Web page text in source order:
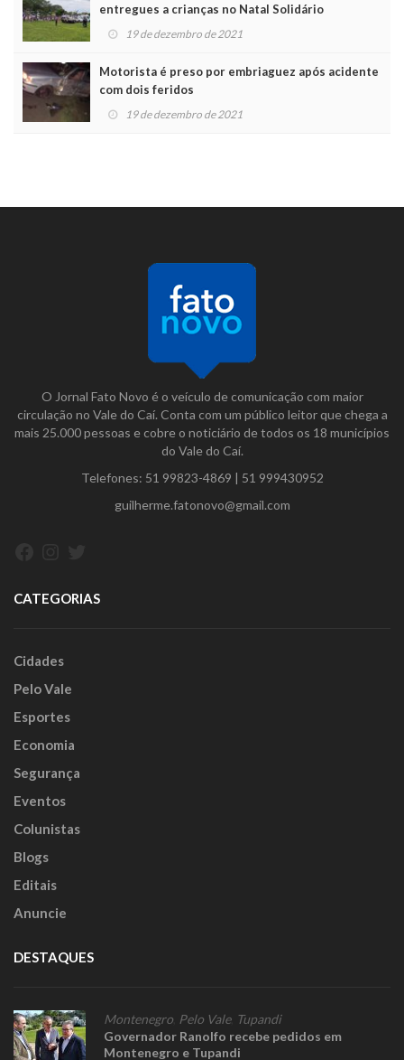
entregues a crianças no Natal Solidário
19 de dezembro de 2021
Motorista é preso por embriaguez após acidente
com dois feridos
19 de dezembro de 2021
O Jornal Fato Novo é o veículo de comunicação com maior
circulação no Vale do Caí. Conta com um público leitor que chega a
mais 25.000 pessoas e cobre o noticiário de todos os 18 municípios
do Vale do Caí.
Telefones: 51 99823-4869 | 51 999430952
guilherme.fatonovo@gmail.com
CATEGORIAS
Cidades
Pelo Vale
Esportes
Economia
Segurança
Eventos
Colunistas
Blogs
Editais
Anuncie
DESTAQUES
Montenegro Pelo Vale, Tupandi
Governador Ranolfo recebe pedidos em
Montenegro e Tupandi